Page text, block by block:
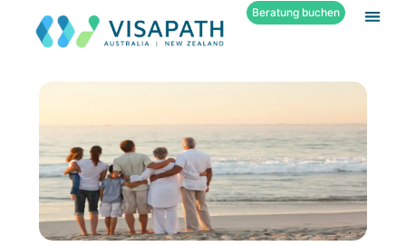
Beratung buchen